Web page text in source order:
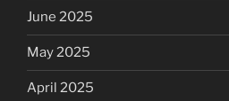
June 2025
May 2025
April 2025